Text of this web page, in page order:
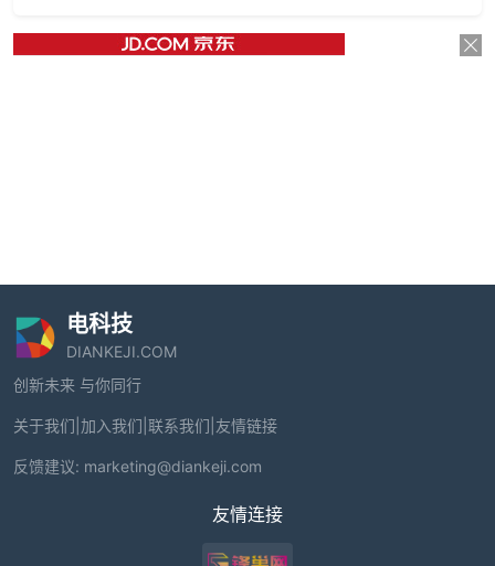
电科技
DIANKEJI.COM
创新未来 与你同行
关于我们 加入我们 联系我们 友情链接
反馈建议: marketing@diankeji.com
友情连接